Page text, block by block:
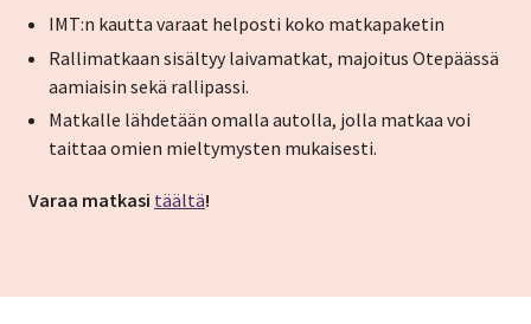
IMT:n kautta varaat helposti koko matkapaketin
Rallimatkaan sisältyy laivamatkat, majoitus Otepäässä
aamiaisin sekä rallipassi.
Matkalle lähdetään omalla autolla, jolla matkaa voi
taittaa omien mieltymysten mukaisesti.
Varaa matkasi täältä!